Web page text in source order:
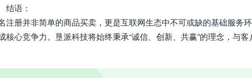
结语：
注册并非简单的商品买卖，更是互联网生态中不可或缺的基础服务
核心竞争力。垦派科技将始终秉承“诚信、创新、共赢”的理念，与客